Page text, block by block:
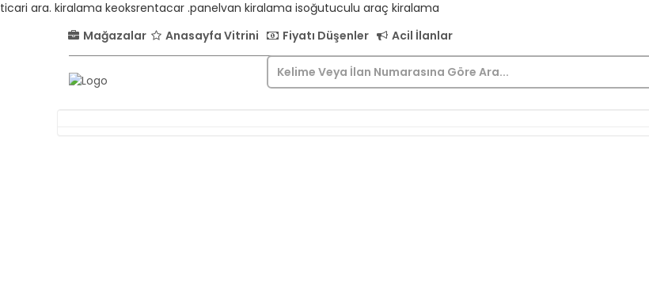
ticari ara. kiralama keoksrentacar .panelvan kiralama isoğutuculu araç kiralama
Mağazalar Anasayfa Vitrini Fiyatı Düşenler Acil İlanlar